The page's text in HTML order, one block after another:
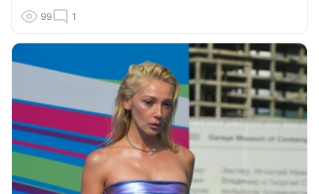
99 1